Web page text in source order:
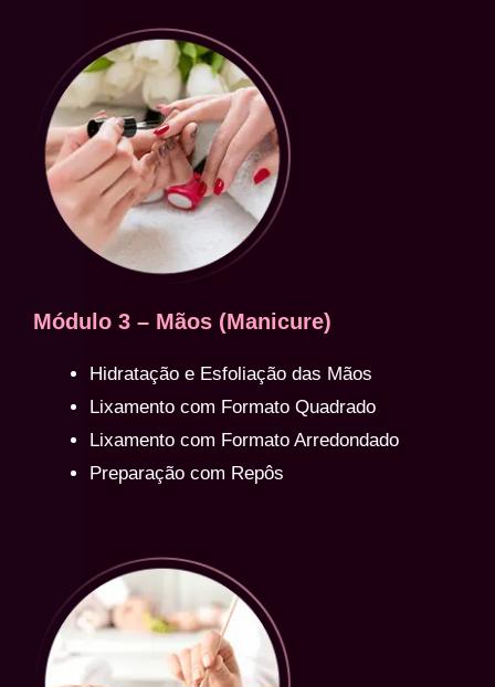
Módulo 3 – Mãos (Manicure)
Hidratação e Esfoliação das Mãos
Lixamento com Formato Quadrado
Lixamento com Formato Arredondado
Preparação com Repôs